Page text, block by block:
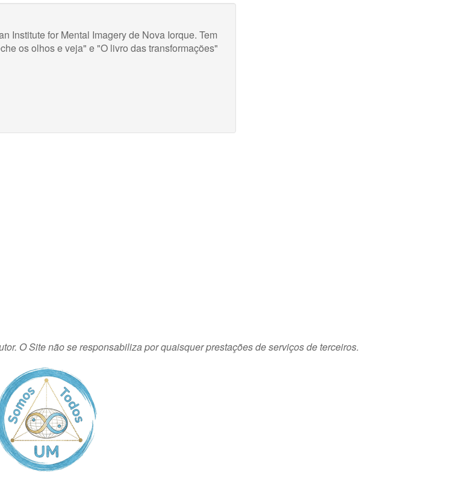
Institute for Mental Imagery de Nova Iorque. Tem
os olhos e veja" e "O livro das transformações"
O Site não se responsabiliza por quaisquer prestações de serviços de terceiros.